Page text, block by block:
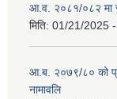
आ.व. २०८१/०८२ मा
मिति: 01/21/2025
आ.ब. २०७९/८० को
नामावलि